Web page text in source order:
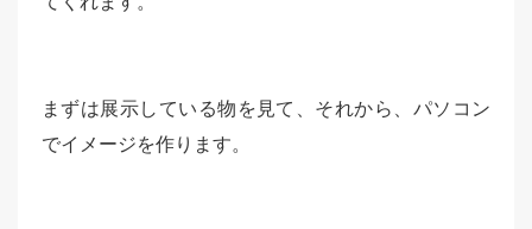
まずは展示している物を見て、それから、パソコン
でイメージを作ります。